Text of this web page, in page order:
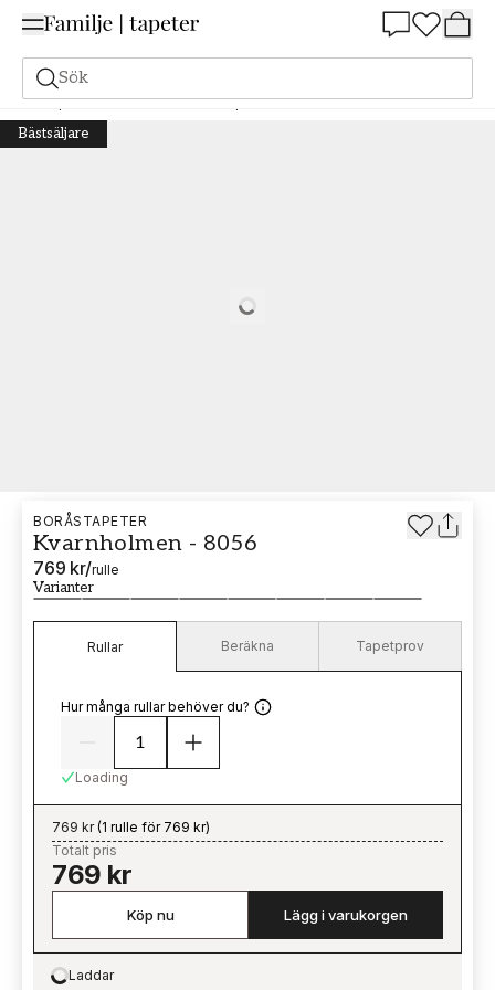
Sök
Tapeter Varumärken Boråstapeter Anno II Kvarnholmen - 8056
Bästsäljare
Loading…
BORÅSTAPETER
Kvarnholmen - 8056
769 kr/rulle
Varianter
Rullar Beräkna Tapetprov
Hur många rullar behöver du?
Loading
769 kr(1 rulle för 769 kr)
Totalt pris
769 kr
Köp nu Lägg i varukorgen
Laddar